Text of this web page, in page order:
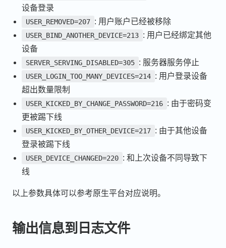
设备登录
USER_REMOVED=207 : 用户账户已经被移除
USER_BIND_ANOTHER_DEVICE=213 : 用户已经绑定其他
设备
SERVER_SERVING_DISABLED=305 : 服务器服务停止
USER_LOGIN_TOO_MANY_DEVICES=214 : 用户登录设备
超出数量限制
USER_KICKED_BY_CHANGE_PASSWORD=216 : 由于密码变
更被踢下线
USER_KICKED_BY_OTHER_DEVICE=217 : 由于其他设备
登录被踢下线
USER_DEVICE_CHANGED=220 : 和上次设备不同导致下
线
以上参数具体可以参考原生平台对应说明。
输出信息到日志文件